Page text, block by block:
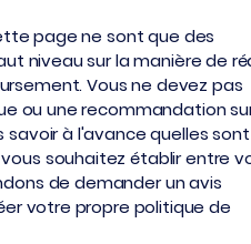
page ne sont que des
niveau sur la manière de
Vous ne devez pas
ou une recommandation
à l'avance quelles
souhaitez établir entre
de demander un avis
votre propre politique de